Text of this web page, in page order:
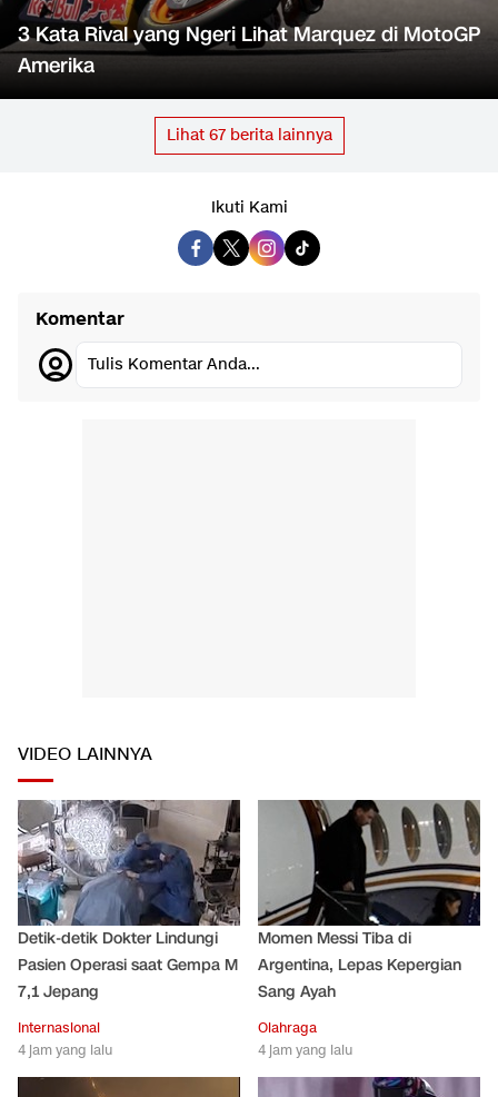
3 Kata Rival yang Ngeri Lihat Marquez di MotoGP
Amerika
Lihat 67berita lainnya
Ikuti Kami
Komentar
Tulis Komentar Anda...
VIDEO LAINNYA
Detik-detik Dokter Lindungi
Pasien Operasi saat Gempa M
7,1 Jepang
Internasional
4 jam yang lalu
Momen Messi Tiba di
Argentina, Lepas Kepergian
Sang Ayah
Olahraga
4 jam yang lalu